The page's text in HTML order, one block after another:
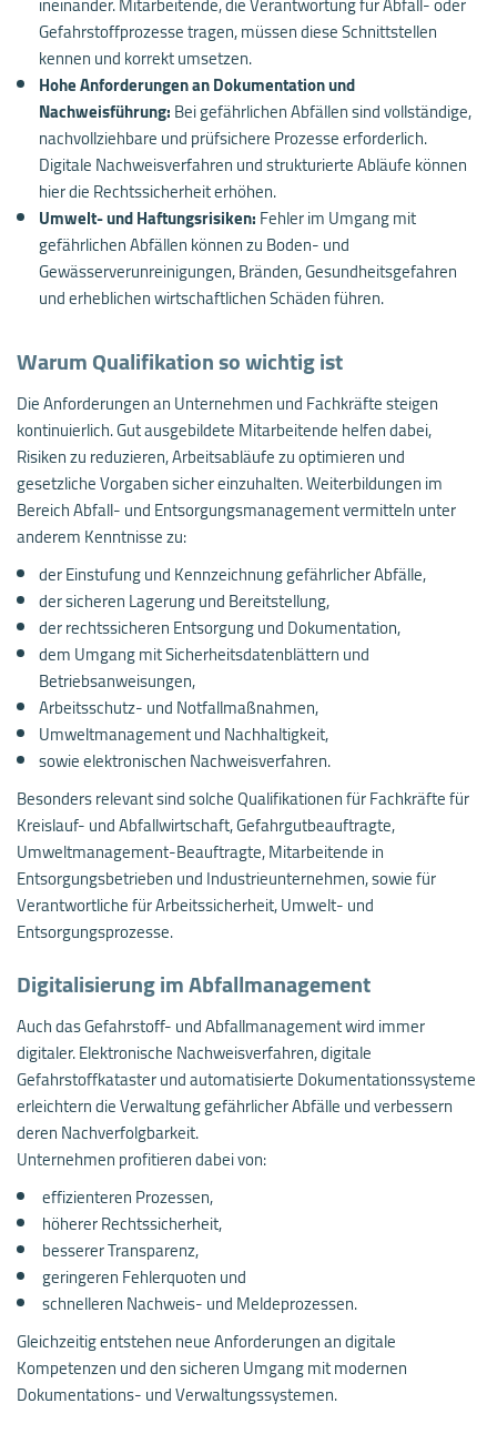
Gefahrstoffprozesse tragen, müssen diese Schnittstellen
kennen und korrekt umsetzen.
Hohe Anforderungen an Dokumentation und
Nachweisführung:Bei gefährlichen Abfällen sind vollständige,
nachvollziehbare und prüfsichere Prozesse erforderlich.
Digitale Nachweisverfahren und strukturierte Abläufe können
hier die Rechtssicherheit erhöhen.
Umwelt- und Haftungsrisiken:Fehler im Umgang mit
gefährlichen Abfällen können zu Boden- und
Gewässerverunreinigungen, Bränden, Gesundheitsgefahren
und erheblichen wirtschaftlichen Schäden führen.
Warum Qualifikation so wichtig ist
Die Anforderungen an Unternehmen und Fachkräfte steigen
kontinuierlich. Gut ausgebildete Mitarbeitende helfen dabei,
Risiken zu reduzieren, Arbeitsabläufe zu optimieren und
gesetzliche Vorgaben sicher einzuhalten. Weiterbildungen im
Bereich Abfall- und Entsorgungsmanagement vermitteln unter
anderem Kenntnisse zu:
der Einstufung und Kennzeichnung gefährlicher Abfälle,
der sicheren Lagerung und Bereitstellung,
der rechtssicheren Entsorgung und Dokumentation,
dem Umgang mit Sicherheitsdatenblättern und
Betriebsanweisungen,
Arbeitsschutz- und Notfallmaßnahmen,
Umweltmanagement und Nachhaltigkeit,
sowie elektronischen Nachweisverfahren.
Besonders relevant sind solche Qualifikationen für Fachkräfte für
Kreislauf- und Abfallwirtschaft, Gefahrgutbeauftragte,
Umweltmanagement-Beauftragte, Mitarbeitende in
Entsorgungsbetrieben und Industrieunternehmen, sowie für
Verantwortliche für Arbeitssicherheit, Umwelt- und
Entsorgungsprozesse.
Digitalisierung im Abfallmanagement
Auch das Gefahrstoff- und Abfallmanagement wird immer
digitaler. Elektronische Nachweisverfahren, digitale
Gefahrstoffkataster und automatisierte Dokumentationssysteme
erleichtern die Verwaltung gefährlicher Abfälle und verbessern
deren Nachverfolgbarkeit.
Unternehmen profitieren dabei von:
effizienteren Prozessen,
höherer Rechtssicherheit,
besserer Transparenz,
geringeren Fehlerquoten und
schnelleren Nachweis- und Meldeprozessen.
Gleichzeitig entstehen neue Anforderungen an digitale
Kompetenzen und den sicheren Umgang mit modernen
Dokumentations- und Verwaltungssystemen.